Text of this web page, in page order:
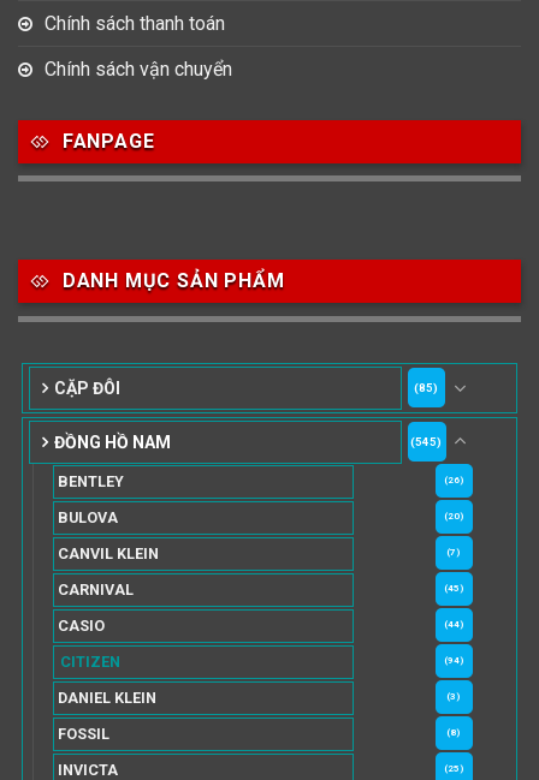
Chính sách thanh toán
Chính sách vận chuyển
FANPAGE
DANH MỤC SẢN PHẨM
CẶP ĐÔI (85)
ĐỒNG HỒ NAM (545)
BENTLEY (26)
BULOVA (20)
CANVIL KLEIN (7)
CARNIVAL (45)
CASIO (44)
CITIZEN (94)
DANIEL KLEIN (3)
FOSSIL (8)
INVICTA (25)